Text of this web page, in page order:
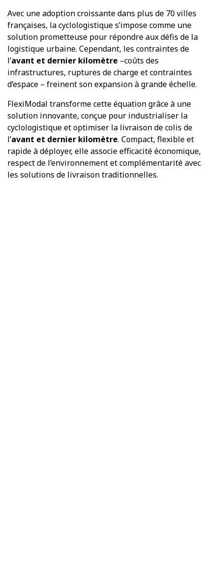
Avec une adoption croissante dans plus de 70 villes
françaises, la cyclologistique s’impose comme une
solution prometteuse pour répondre aux défis de la
logistique urbaine. Cependant, les contraintes de
l’avant et dernier kilomètre –coûts des
infrastructures, ruptures de charge et contraintes
d’espace – freinent son expansion à grande échelle.
FlexiModal transforme cette équation grâce à une
solution innovante, conçue pour industrialiser la
cyclologistique et optimiser la livraison de colis de
l’avant et dernier kilomètre. Compact, flexible et
rapide à déployer, elle associe efficacité économique,
respect de l’environnement et complémentarité avec
les solutions de livraison traditionnelles.